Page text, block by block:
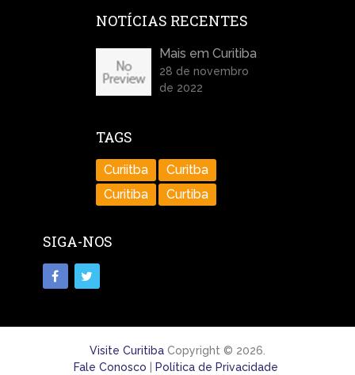
NOTÍCIAS RECENTES
Mais em Curitiba
28 de novembro
de 2022
TAGS
Curiitba
Curitba
Curitiba
Curtiba
SIGA-NOS
Visite CuritibaCopyright © 2026.
Fale Conosco
Política de Privacidade